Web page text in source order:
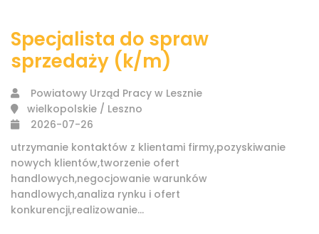
Specjalista do spraw
sprzedaży (k/m)
Powiatowy Urząd Pracy w Lesznie
wielkopolskie / Leszno
2026-07-26
utrzymanie kontaktów z klientami firmy,pozyskiwanie
nowych klientów,tworzenie ofert
handlowych,negocjowanie warunków
handlowych,analiza rynku i ofert
konkurencji,realizowanie...